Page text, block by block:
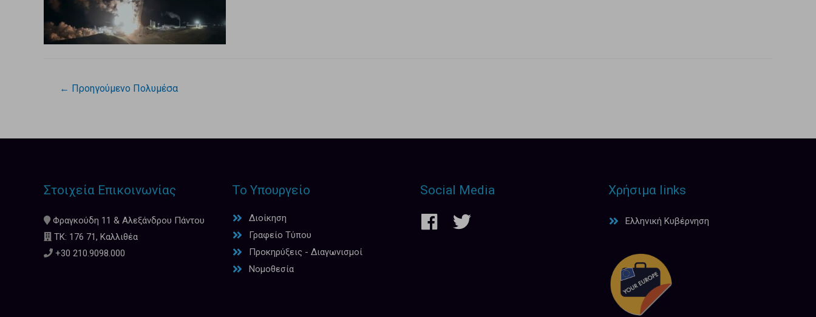
← Προηγούμενο Πολυμέσα
Στοιχεία Επικοινωνίας
Φραγκούδη 11 & Αλεξάνδρου Πάντου
ΤΚ: 176 71, Καλλιθέα
+30 210.9098.000
Το Υπουργείο
Διοίκηση
Γραφείο Τύπου
Προκηρύξεις - Διαγωνισμοί
Νομοθεσία
Social Media Χρήσιμα links
Ελληνική Κυβέρνηση